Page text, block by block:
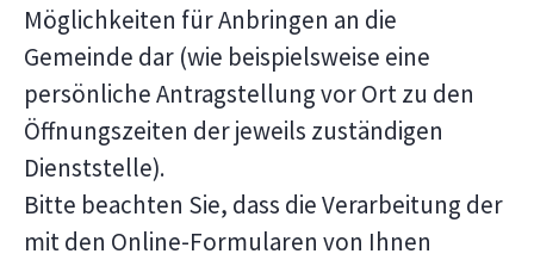
Möglichkeiten für Anbringen an die
Gemeinde dar (wie beispielsweise eine
persönliche Antragstellung vor Ort zu den
Öffnungszeiten der jeweils zuständigen
Dienststelle).
Bitte beachten Sie, dass die Verarbeitung der
mit den Online-Formularen von Ihnen